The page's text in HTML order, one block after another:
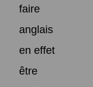
faire
anglais
en effet
être